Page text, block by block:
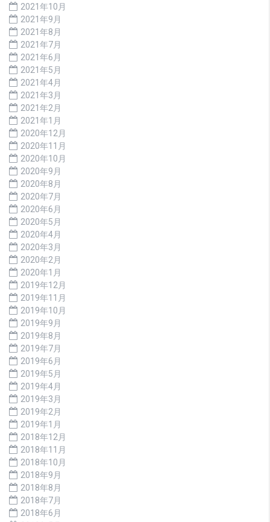
2021年10月
2021年9月
2021年8月
2021年7月
2021年6月
2021年5月
2021年4月
2021年3月
2021年2月
2021年1月
2020年12月
2020年11月
2020年10月
2020年9月
2020年8月
2020年7月
2020年6月
2020年5月
2020年4月
2020年3月
2020年2月
2020年1月
2019年12月
2019年11月
2019年10月
2019年9月
2019年8月
2019年7月
2019年6月
2019年5月
2019年4月
2019年3月
2019年2月
2019年1月
2018年12月
2018年11月
2018年10月
2018年9月
2018年8月
2018年7月
2018年6月